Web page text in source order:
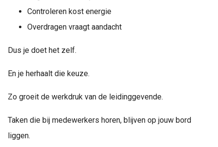
Controleren kost energie
Overdragen vraagt aandacht
Dus je doet het zelf.
En je herhaalt die keuze.
Zo groeit de werkdruk van de leidinggevende.
Taken die bij medewerkers horen, blijven op jouw bord
liggen.